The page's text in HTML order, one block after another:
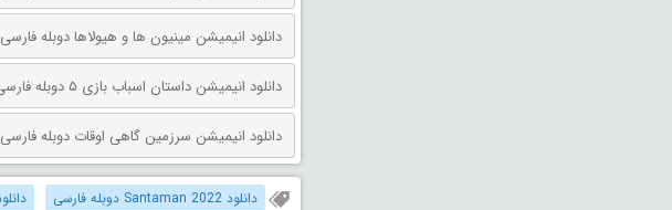
دانلود انیمیشن مینیون‌ ها و هیولاها دوبله فارسی Minions & Monsters 2026
دانلود انیمیشن داستان اسباب بازی ۵ دوبله فارسی Toy Story 5 2026
دانلود انیمیشن سرزمین گاهی اوقات دوبله فارسی The Land of Sometimes 2026
دانلود Santaman 2022 دوبله فارسی